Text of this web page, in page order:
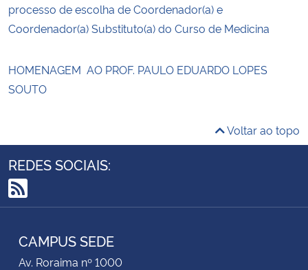
processo de escolha de Coordenador(a) e
Coordenador(a) Substituto(a) do Curso de Medicina
HOMENAGEM AO PROF. PAULO EDUARDO LOPES
SOUTO
Voltar ao topo
REDES SOCIAIS:
RSS
CAMPUS SEDE
Av. Roraima nº 1000